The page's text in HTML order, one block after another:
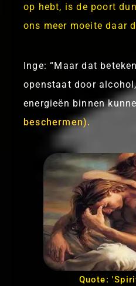
op hebt, is de poort
ons meer moeite daar
Inge: “Maar dat
openstaat door
energieën binnen
beschermen).
Quote: